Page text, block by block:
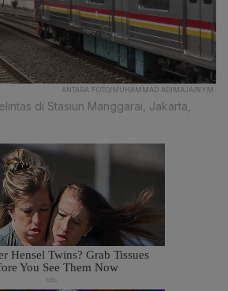
ANTARA FOTO/MUHAMMAD ADIMAJA/NYM.
di Stasiun Manggarai, Jakarta,